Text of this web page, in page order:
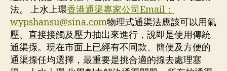
法。 上水上環香港通渠專家公司Email：
wypshansu@sina.com物理式通渠法應該可以用氣
壓、直接接觸及壓力抽出來進行，說即是使用傳統
通渠揼。現在市面上已經有不同款、簡便及方便的
通渠揼任均選擇，最重要是挑合適的揼去處理塞